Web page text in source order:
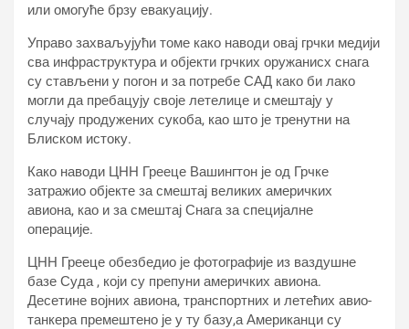
или омогуће брзу евакуацију.
Управо захваљујући томе како наводи овај грчки медији
сва инфраструктура и објекти грчких оружанисх снага
су стављени у погон и за потребе САД како би лако
могли да пребацују своје летелице и смештају у
случају продужених сукоба, као што је тренутни на
Блиском истоку.
Како наводи ЦНН Грееце Вашингтон је од Грчке
затражио објекте за смештај великих америчких
авиона, као и за смештај Снага за специјалне
операције.
ЦНН Грееце обезбедио је фотографије из ваздушне
базе Суда , који су препуни америчких авиона.
Десетине војних авиона, транспортних и летећих авио-
танкера премештено је у ту базу,а Американци су